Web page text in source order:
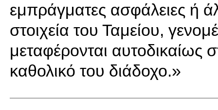
εμπράγματες ασφάλειες ή
στοιχεία του Ταμείου,
μεταφέρονται αυτοδικαίως
καθολικό του διάδοχο.»